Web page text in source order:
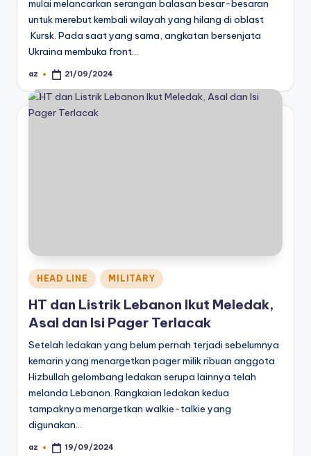
mulai melancarkan serangan balasan besar-besaran
untuk merebut kembali wilayah yang hilang di oblast
Kursk. Pada saat yang sama, angkatan bersenjata
Ukraina membuka front…
Posted
az 21/09/2024
Posted
in
HEAD LINE MILITARY
HT dan Listrik Lebanon Ikut Meledak,
Asal dan Isi Pager Terlacak
Setelah ledakan yang belum pernah terjadi sebelumnya
kemarin yang menargetkan pager milik ribuan anggota
Hizbullah gelombang ledakan serupa lainnya telah
melanda Lebanon. Rangkaian ledakan kedua
tampaknya menargetkan walkie-talkie yang
digunakan…
Posted
az 19/09/2024